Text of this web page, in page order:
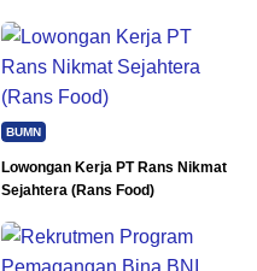
BUMN
Lowongan Kerja PT Rans Nikmat
Sejahtera (Rans Food)